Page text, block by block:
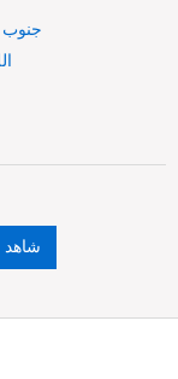
شاهد